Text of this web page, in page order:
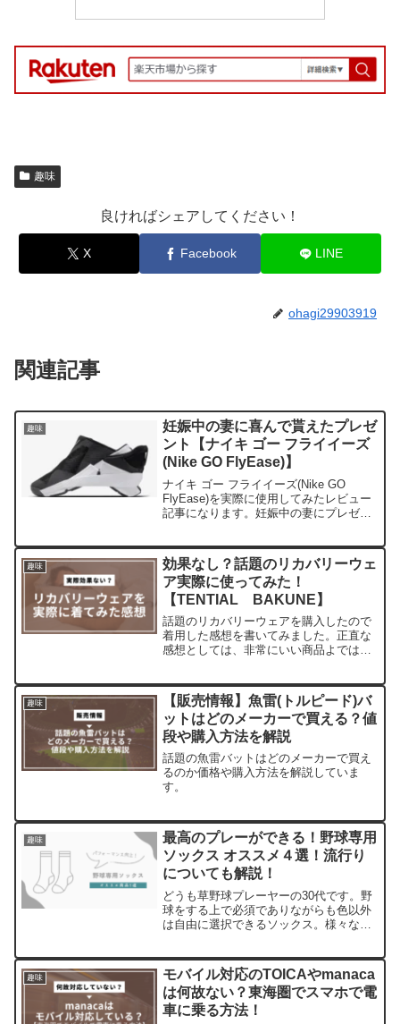
趣味
良ければシェアしてください！
X Facebook LINE
ohagi29903919
関連記事
趣味
妊娠中の妻に喜んで貰えたプレゼ
ント【ナイキ ゴー フライイーズ
(Nike GO FlyEase)】
ナイキ ゴー フライイーズ(Nike GO
FlyEase)を実際に使用してみたレビュー
記事になります。妊娠中の妻にプレゼン
趣味
効果なし？話題のリカバリーウェ
ア実際に使ってみた！
【TENTIAL BAKUNE】
話題のリカバリーウェアを購入したので
着用した感想を書いてみました。正直な
感想としては、非常にいい商品よではあ
趣味
【販売情報】魚雷(トルピード)バ
ットはどのメーカーで買える？値
段や購入方法を解説
話題の魚雷バットはどのメーカーで買え
るのか価格や購入方法を解説していま
す。
趣味
最高のプレーができる！野球専用
ソックス オススメ４選！流行り
についても解説！
どうも草野球プレーヤーの30代です。野
球をする上で必須でありながらも色以外
は自由に選択できるソックス。様々な商
は野球専用の高機能ソックスも登場して
おり、「どれがいいのか...
趣味
モバイル対応のTOICAやmanaca
は何故ない？東海圏でスマホで電
車に乗る方法！